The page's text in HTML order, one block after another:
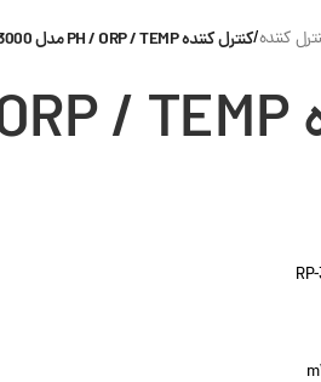
کننده/کنترل کننده PH / ORP / TEMP مدل RP-3000